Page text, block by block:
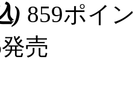
) 859ポイ
売